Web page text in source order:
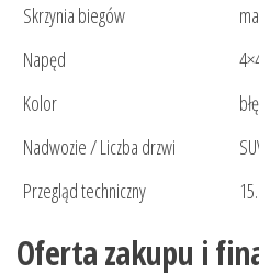
Skrzynia biegów
Napęd
Kolor
Nadwozie / Liczba drzwi
Przegląd techniczny
Oferta zakupu i